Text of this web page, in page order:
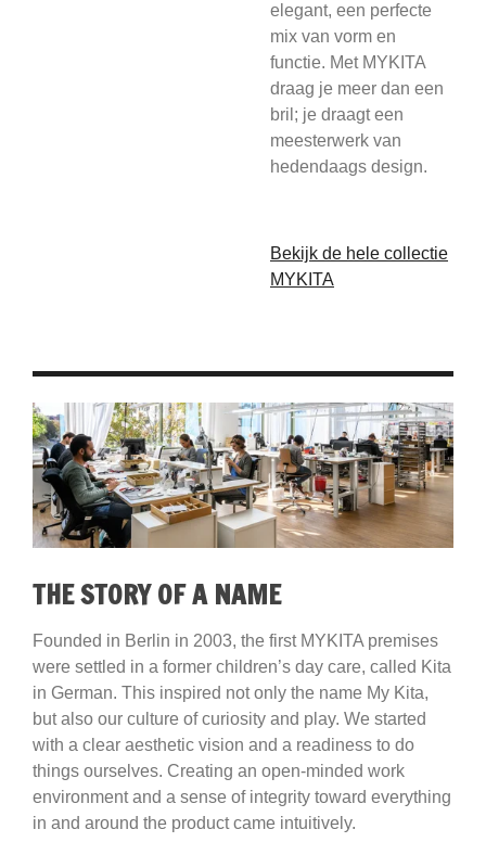
elegant, een perfecte
mix van vorm en
functie. Met MYKITA
draag je meer dan een
bril; je draagt een
meesterwerk van
hedendaags design.
Bekijk de hele collectie
MYKITA
THE STORY OF A NAME
Founded in Berlin in 2003, the first MYKITA premises
were settled in a former children’s day care, called Kita
in German. This inspired not only the name My Kita,
but also our culture of curiosity and play. We started
with a clear aesthetic vision and a readiness to do
things ourselves. Creating an open-minded work
environment and a sense of integrity toward everything
in and around the product came intuitively.